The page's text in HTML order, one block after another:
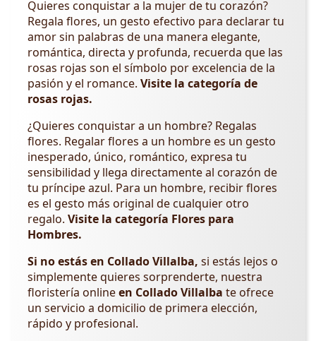
Quieres conquistar a la mujer de tu corazón?
Regala flores, un gesto efectivo para declarar tu
amor sin palabras de una manera elegante,
romántica, directa y profunda, recuerda que las
rosas rojas son el símbolo por excelencia de la
pasión y el romance. Visite la categoría de
rosas rojas.
¿Quieres conquistar a un hombre? Regalas
flores. Regalar flores a un hombre es un gesto
inesperado, único, romántico, expresa tu
sensibilidad y llega directamente al corazón de
tu príncipe azul. Para un hombre, recibir flores
es el gesto más original de cualquier otro
regalo. Visite la categoría Flores para
Hombres.
Si no estás en Collado Villalba, si estás lejos o
simplemente quieres sorprenderte, nuestra
floristería onlineen Collado Villalba te ofrece
un servicio a domicilio de primera elección,
rápido y profesional.